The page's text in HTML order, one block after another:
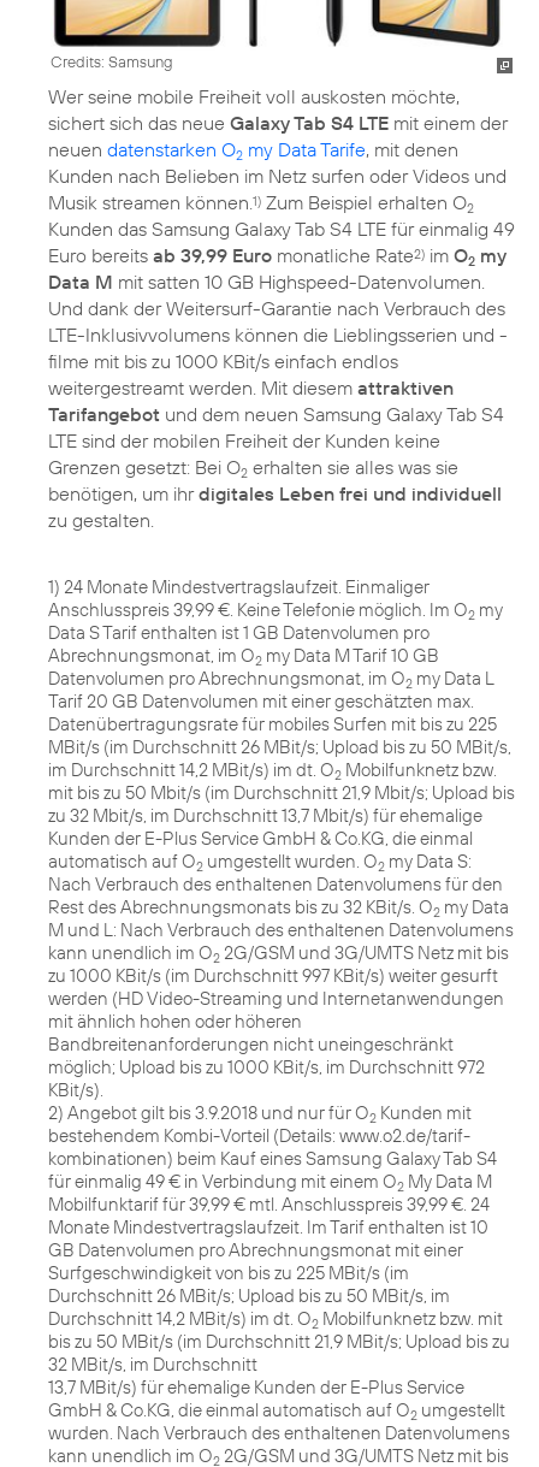
Credits: Samsung
Wer seine mobile Freiheit voll auskosten möchte,
sichert sich das neue Galaxy Tab S4 LTE mit einem der
neuen datenstarken O2 my Data Tarife, mit denen
Kunden nach Belieben im Netz surfen oder Videos und
Musik streamen können.1) Zum Beispiel erhalten O2
Kunden das Samsung Galaxy Tab S4 LTE für einmalig 49
Euro bereits ab 39,99 Euro monatliche Rate2) im O2 my
Data M mit satten 10 GB Highspeed-Datenvolumen.
Und dank der Weitersurf-Garantie nach Verbrauch des
LTE-Inklusivvolumens können die Lieblingsserien und -
filme mit bis zu 1000 KBit/s einfach endlos
weitergestreamt werden. Mit diesem attraktiven
Tarifangebot und dem neuen Samsung Galaxy Tab S4
LTE sind der mobilen Freiheit der Kunden keine
Grenzen gesetzt: Bei O2 erhalten sie alles was sie
benötigen, um ihrdigitales Leben frei und individuell
zu gestalten.
1) 24 Monate Mindestvertragslaufzeit. Einmaliger
Anschlusspreis 39,99 €. Keine Telefonie möglich. Im O2 my
Data S Tarif enthalten ist 1 GB Datenvolumen pro
Abrechnungsmonat, im O2 my Data M Tarif 10 GB
Datenvolumen pro Abrechnungsmonat, im O2 my Data L
Tarif 20 GB Datenvolumen mit einer geschätzten max.
Datenübertragungsrate für mobiles Surfen mit bis zu 225
MBit/s (im Durchschnitt 26 MBit/s; Upload bis zu 50 MBit/s,
im Durchschnitt 14,2 MBit/s) im dt. O2 Mobilfunknetz bzw.
mit bis zu 50 Mbit/s (im Durchschnitt 21,9 Mbit/s; Upload bis
zu 32 Mbit/s, im Durchschnitt 13,7 Mbit/s) für ehemalige
Kunden der E-Plus Service GmbH & Co.KG, die einmal
automatisch auf O2 umgestellt wurden. O2 my Data S:
Nach Verbrauch des enthaltenen Datenvolumens für den
Rest des Abrechnungsmonats bis zu 32 KBit/s. O2 my Data
M und L: Nach Verbrauch des enthaltenen Datenvolumens
kann unendlich im O2 2G/GSM und 3G/UMTS Netz mit bis
zu 1000 KBit/s (im Durchschnitt 997 KBit/s) weiter gesurft
werden (HD Video-Streaming und Internetanwendungen
mit ähnlich hohen oder höheren
Bandbreitenanforderungen nicht uneingeschränkt
möglich; Upload bis zu 1000 KBit/s, im Durchschnitt 972
KBit/s).
2) Angebot gilt bis 3.9.2018 und nur für O2 Kunden mit
bestehendem Kombi-Vorteil (Details: www.o2.de/tarif-
kombinationen) beim Kauf eines Samsung Galaxy Tab S4
für einmalig 49 € in Verbindung mit einem O2 My Data M
Mobilfunktarif für 39,99 € mtl. Anschlusspreis 39,99 €. 24
Monate Mindestvertragslaufzeit. Im Tarif enthalten ist 10
GB Datenvolumen pro Abrechnungsmonat mit einer
Surfgeschwindigkeit von bis zu 225 MBit/s (im
Durchschnitt 26 MBit/s; Upload bis zu 50 MBit/s, im
Durchschnitt 14,2 MBit/s) im dt. O2 Mobilfunknetz bzw. mit
bis zu 50 MBit/s (im Durchschnitt 21,9 MBit/s; Upload bis zu
32 MBit/s, im Durchschnitt
13,7 MBit/s) für ehemalige Kunden der E-Plus Service
GmbH & Co.KG, die einmal automatisch auf O2 umgestellt
wurden. Nach Verbrauch des enthaltenen Datenvolumens
kann unendlich im O2 2G/GSM und 3G/UMTS Netz mit bis